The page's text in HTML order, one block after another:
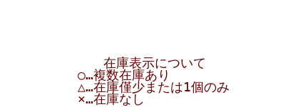
在庫表示について
○…複数在庫あり
△…在庫僅少または1個のみ
×…在庫なし